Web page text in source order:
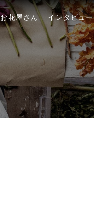
お花屋さん インタビュー